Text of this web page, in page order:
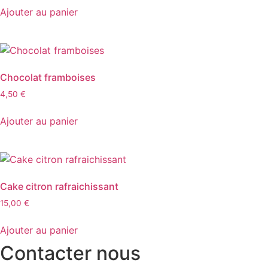
Ajouter au panier
Chocolat framboises
4,50 €
Ajouter au panier
Cake citron rafraichissant
15,00 €
Ajouter au panier
Contacter nous